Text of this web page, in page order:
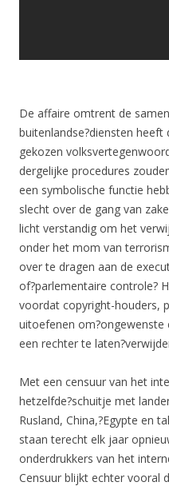
De affaire omtrent de
buitenlandse?diensten
gekozen
dergelijke procedures
een symbolische functie
slecht over de gang van
licht verstandig om het
onder het mom van
over te dragen aan de
of?parlementaire controle?
voordat copyright-houders,
uitoefenen
een rechter te
Met een censuur van het
hetzelfde?schuitje met
Rusland, China,?Egypte en
staan terecht elk jaar
onderdrukkers van het
Censuur blijkt echter vooral